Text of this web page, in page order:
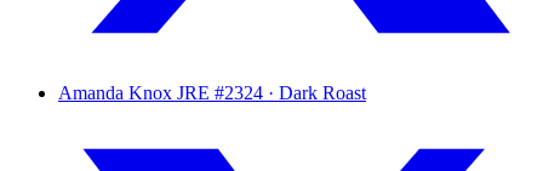
Amanda Knox JRE #2324 · Dark Roast